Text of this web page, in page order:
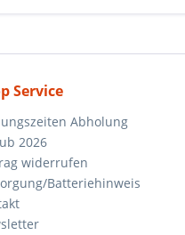
Service
Abholung
2026
widerrufen
Batteriehinweis